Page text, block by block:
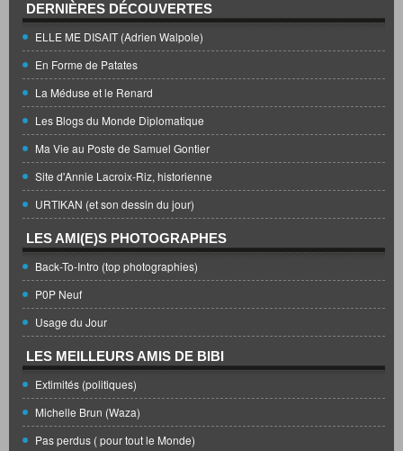
DERNIÈRES DÉCOUVERTES
ELLE ME DISAIT (Adrien Walpole)
En Forme de Patates
La Méduse et le Renard
Les Blogs du Monde Diplomatique
Ma Vie au Poste de Samuel Gontier
Site d'Annie Lacroix-Riz, historienne
URTIKAN (et son dessin du jour)
LES AMI(E)S PHOTOGRAPHES
Back-To-Intro (top photographies)
P0P Neuf
Usage du Jour
LES MEILLEURS AMIS DE BIBI
Extimités (politiques)
Michelle Brun (Waza)
Pas perdus ( pour tout le Monde)